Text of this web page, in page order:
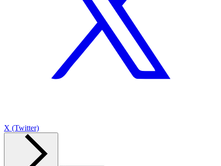
X (Twitter)